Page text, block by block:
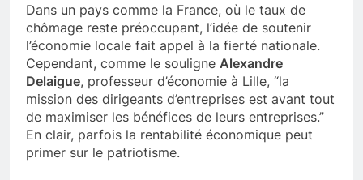
Dans un pays comme la France, où le taux de
chômage reste préoccupant, l’idée de soutenir
l’économie locale fait appel à la fierté nationale.
Cependant, comme le souligne Alexandre
Delaigue, professeur d’économie à Lille, “la
mission des dirigeants d’entreprises est avant tout
de maximiser les bénéfices de leurs entreprises.”
En clair, parfois la rentabilité économique peut
primer sur le patriotisme.